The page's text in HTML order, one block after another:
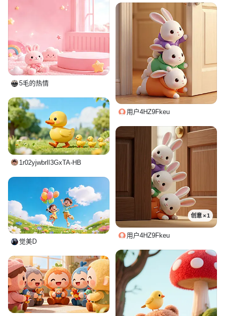
5毛的热情
用户4HZ9Fkeu
1r02yjwbrlI3GxTA-HB
创意 × 1
用户4HZ9Fkeu
觉美D